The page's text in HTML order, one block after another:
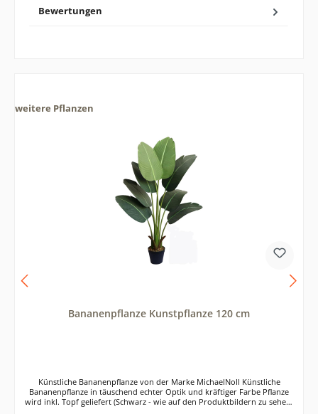
Bewertungen
weitere Pflanzen
Bananenpflanze Kunstpflanze 120 cm
Künstliche Bananenpflanze von der Marke MichaelNoll Künstliche
Bananenpflanze in täuschend echter Optik und kräftiger Farbe Pflanze
wird inkl. Topf geliefert (Schwarz - wie auf den Produktbildern zu sehen)